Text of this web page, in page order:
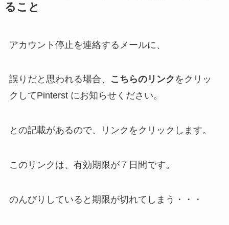
ること
アカウント停止を連絡するメールに、
誤りだと思われる場合、 こちらのリンク をクリッ
クしてPinterst にお知らせください。
との記載があるので、リンクをクリックします。
このリンクは、有効期限が７日間です。
のんびりしていると期限が切れてしまう・・・